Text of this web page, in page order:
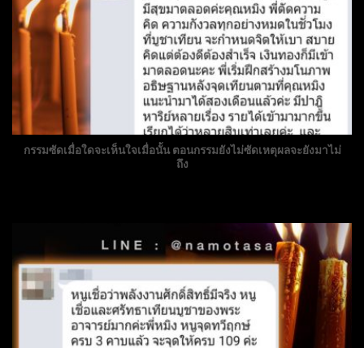
กรรมซัดเมื่อใดจะเห็นใจเมื่อนั้น ตอนกรรมยังไม่ซัดเหตุผลจะยังมาไม่
ถึง